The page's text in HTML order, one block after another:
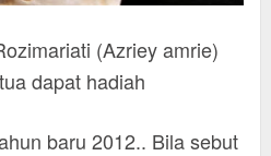
(Azriey amrie)
dapat hadiah
baru 2012.. Bila sebut